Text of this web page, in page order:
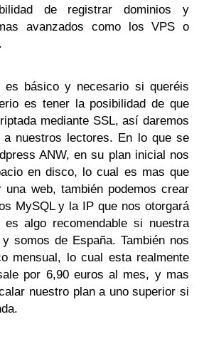
de registrar dominios y
avanzados como los VPS o
básico y necesario si queréis
es tener la posibilidad de que
mediante SSL, así daremos
a nuestros lectores. En lo que se
ANW, en su plan inicial nos
en disco, lo cual es mas que
web, también podemos crear
MySQL y la IP que nos otorgará
algo recomendable si nuestra
somos de España. También nos
mensual, lo cual esta realmente
por 6,90 euros al mes, y mas
nuestro plan a uno superior si